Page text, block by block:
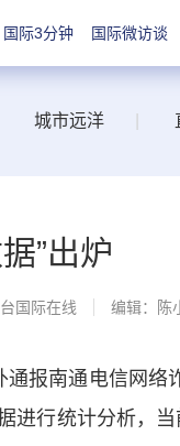
国际3分钟 国际微访谈
城市远洋
”出炉
国际在线 编辑：陈
南通电信网络
进行统计分析，